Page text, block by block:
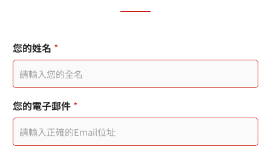
您的姓名 *
您
的
姓
名
您的電子郵件 *